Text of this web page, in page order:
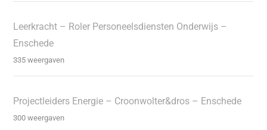
Leerkracht – Roler Personeelsdiensten Onderwijs –
Enschede
335 weergaven
Projectleiders Energie – Croonwolter&dros – Enschede
300 weergaven